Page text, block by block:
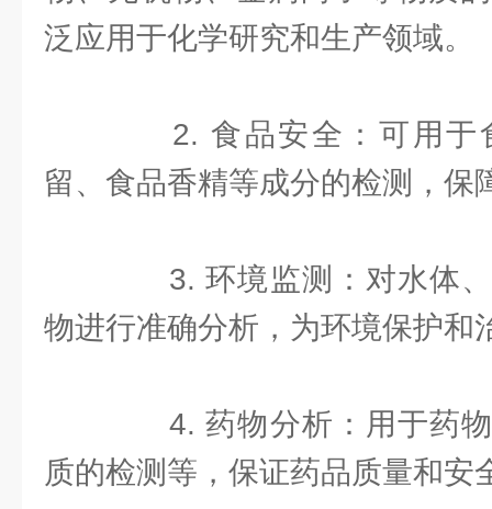
泛应用于化学研究和生产领域。
2. 食品安全：可用于
留、食品香精等成分的检测，保
3. 环境监测：对水体、
物进行准确分析，为环境保护和
4. 药物分析：用于药物
质的检测等，保证药品质量和安